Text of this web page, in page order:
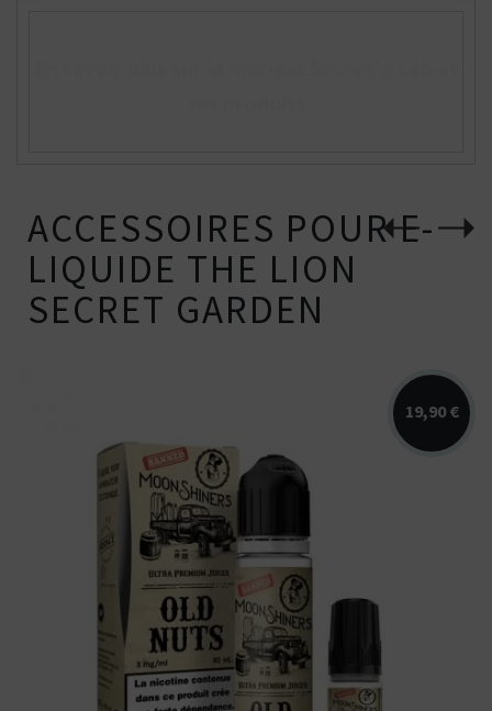
ACCESSOIRES POUR E-
LIQUIDE THE LION
SECRET GARDEN
19,90 €
Arômes : nougat, noisette, caramel
crémeux. E-liquide Moonshiners en 50...